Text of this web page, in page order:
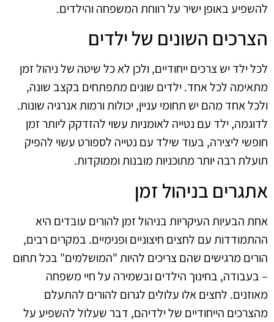
להשפיע באופן ישיר על רווחת המשפחה והילדים.
הצרכים השונים של ילדים
לכל ילד יש צרכים ייחודיים, ולכן לא כל שיטה של ניהול זמן
מתאימה לכל אחד. ילדים שונים מתפתחים בקצב שונה,
ולכל אחד מהם יש תחומי עניין, יכולות ורמות אנרגיה שונות.
לדוגמה, ילד עם נטייה לאומניות עשוי להזדקק ליותר זמן
חופשי ליצירה, בעוד שילד עם נטייה לספורט עשוי להפיק
תועלת רבה יותר מתוכניות מובנות וממוקדות.
אתגרים בניהול זמן
אחת הבעיות העיקריות בניהול זמן להורים עובדים היא
ההתמודדות עם לחצים חיצוניים ופנימיים. במקרים רבים,
הורים מרגישים שהם צריכים להיות "המושלמים" בכל תחום
– בעבודה, בחינוך הילדים ובשמירה על חיי משפחה
מאוזנים. לחצים אלו עלולים לגרום להורים להתעלם
מהצרכים הייחודיים של ילדיהם, דבר שעלול להשפיע על